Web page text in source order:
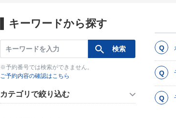
キーワードから探す
※予約番号では検索ができません。
ご予約内容の確認はこちら
カテゴリで絞り込む